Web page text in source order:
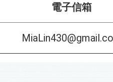
電子信箱